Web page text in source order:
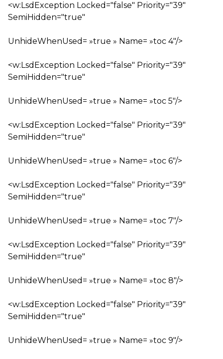
<w:LsdException Locked="false" Priority="39"
SemiHidden="true"
UnhideWhenUsed= »true » Name= »toc 4″/>
<w:LsdException Locked="false" Priority="39"
SemiHidden="true"
UnhideWhenUsed= »true » Name= »toc 5″/>
<w:LsdException Locked="false" Priority="39"
SemiHidden="true"
UnhideWhenUsed= »true » Name= »toc 6″/>
<w:LsdException Locked="false" Priority="39"
SemiHidden="true"
UnhideWhenUsed= »true » Name= »toc 7″/>
<w:LsdException Locked="false" Priority="39"
SemiHidden="true"
UnhideWhenUsed= »true » Name= »toc 8″/>
<w:LsdException Locked="false" Priority="39"
SemiHidden="true"
UnhideWhenUsed= »true » Name= »toc 9″/>